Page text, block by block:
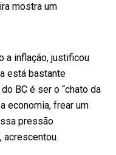
mostra um
a inflação, justificou
está bastante
BC é ser o “chato da
economia, frear um
pressão
acrescentou.